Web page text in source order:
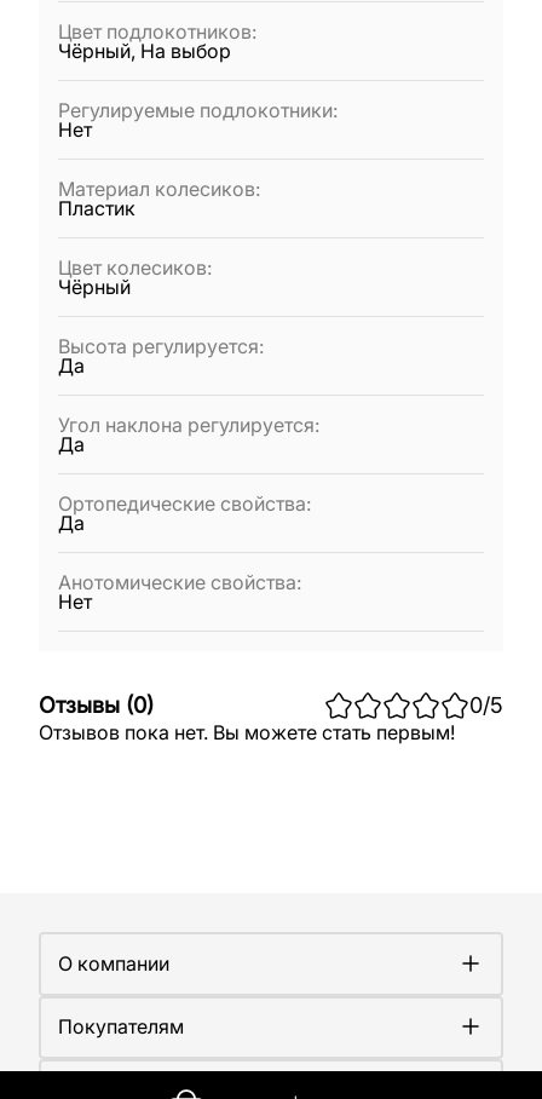
Цвет подлокотников:
Чёрный, На выбор
Регулируемые подлокотники:
Нет
Материал колесиков:
Пластик
Цвет колесиков:
Чёрный
Высота регулируется:
Да
Угол наклона регулируется:
Да
Ортопедические свойства:
Да
Анотомические свойства:
Нет
Отзывы (0) 0/5
Отзывов пока нет. Вы можете стать первым!
О компании
Работа у нас
Сертификаты
Покупателям
Доставка